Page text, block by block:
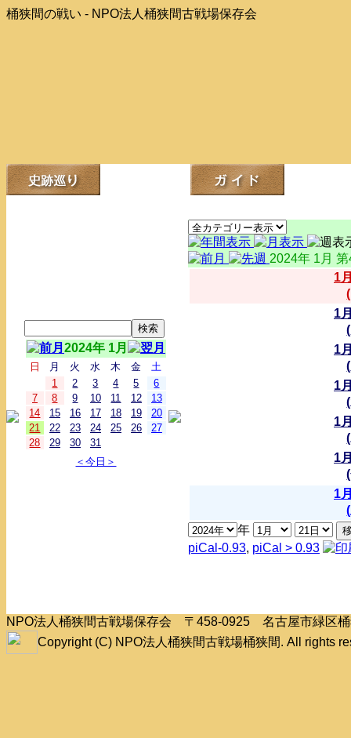
桶狭間の戦い - NPO法人桶狭間古戦場保存会
2024年 1月
日 月 火 水 木 金
土
1
2 3 4 5
6
7
8 9 10 11 12
13
14
15 16 17 18 19
20
21
22 23 24 25 26
27
28
29 30
31
＜今日＞
2024年 1月
1
1
1
1
1
1
1
年
piCal-0.93, piCal > 0.93
NPO法人桶狭間古戦場保存会 〒458-0925 名古屋市緑区
Copyright (C) NPO法人桶狭間古戦場桶狭間. All rights